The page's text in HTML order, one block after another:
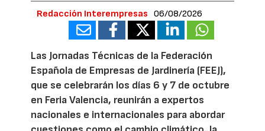
Redacción Interempresas 06/08/2026
Las Jornadas Técnicas de la Federación
Española de Empresas de Jardinería (FEEJ),
que se celebrarán los días 6 y 7 de octubre
en Feria Valencia, reunirán a expertos
nacionales e internacionales para abordar